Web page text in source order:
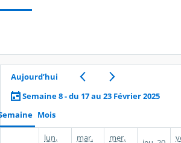
Aujourd’hui
Semaine 8 - du 17 au 23 Février 2025
Mois
lun.
mar.
mer.